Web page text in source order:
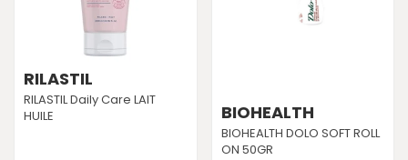
RILASTIL
RILASTIL Daily Care LAIT
HUILE
BIOHEALTH
BIOHEALTH DOLO SOFT ROLL
ON 50GR